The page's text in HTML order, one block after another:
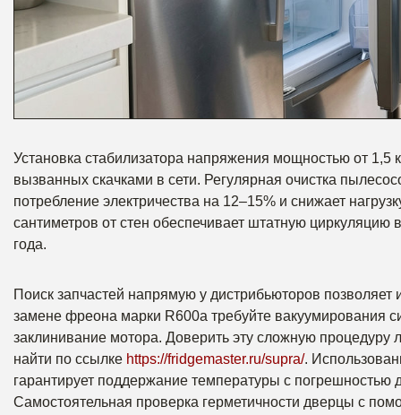
Установка стабилизатора напряжения мощностью от 1,5
вызванных скачками в сети. Регулярная очистка
потребление электричества на 12–15% и снижает
сантиметров от стен обеспечивает штатную
года.
Поиск запчастей напрямую у дистрибьюторов
замене фреона марки R600a требуйте вакуумирования
заклинивание мотора. Доверить эту сложную
найти по ссылке https://fridgemaster.ru/supra/.
гарантирует поддержание температуры с
Самостоятельная проверка герметичности дверцы с